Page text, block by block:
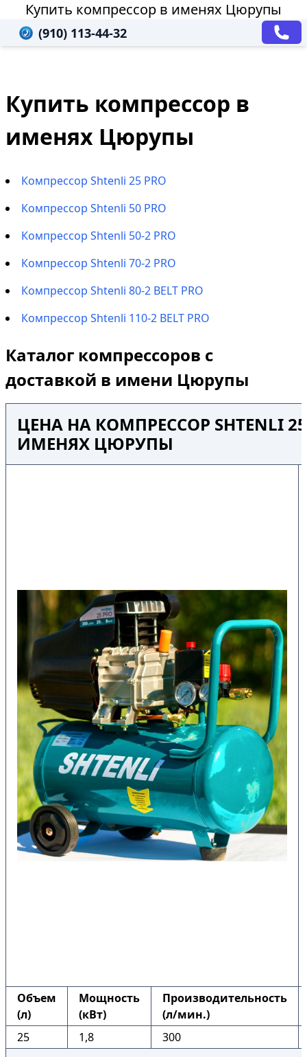
Купить компрессор в именях Цюрупы
(910) 113-44-32
Купить компрессор в
именях Цюрупы
Компрессор Shtenli 25 PRO
Компрессор Shtenli 50 PRO
Компрессор Shtenli 50-2 PRO
Компрессор Shtenli 70-2 PRO
Компрессор Shtenli 80-2 BELT PRO
Компрессор Shtenli 110-2 BELT PRO
Каталог компрессоров с
доставкой в имени Цюрупы
ЦЕНА НА КОМПРЕССОР SHTENLI 25
ИМЕНЯХ ЦЮРУПЫ
Объем
(л)
Мощность
(кВт)
Производительность
(л/мин.)
25
1,8 300